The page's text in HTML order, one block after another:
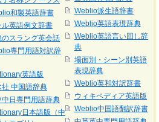
和製英語辞書
ル英語例文辞書
のスラング英会話
専門用語対訳辞
英語版
社 中国語辞典
中日専門用語辞典
日本語版（中
Weblio派生語辞書
Weblio英語表現辞典
Weblio英語言い回し辞
典
場面別・シーン別英語
表現辞典
Weblio英和対訳辞書
ウィキペディア英語版
Weblio中国語翻訳辞書